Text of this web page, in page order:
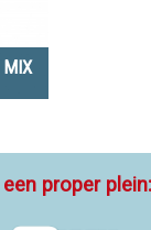
MIX
proper plein: